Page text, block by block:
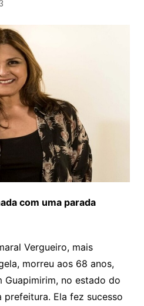
com uma parada
Vergueiro, mais
morreu aos 68 anos,
Guapimirim, no estado do
prefeitura. Ela fez sucesso